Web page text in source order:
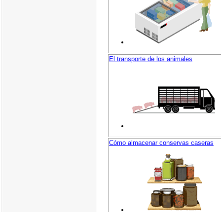
El transporte de los animales
Cómo almacenar conservas caseras